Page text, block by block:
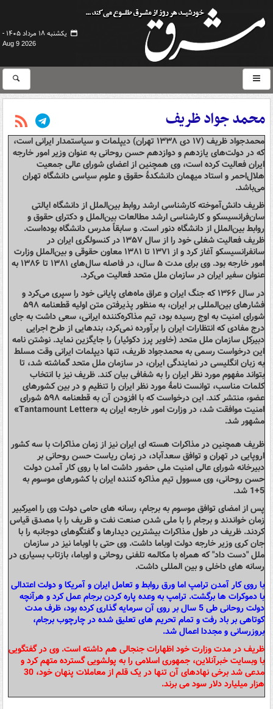
یکشنبه ۱۸ مرداد ۱۴۰۵ -
Aug 9 2026
محمد جواد ظریف
محمدجواد ظریف (‎۱۷ دی ۱۳۳۸ تهران) دیپلمات و سیاستمدار ایرانی است،
که در دولت‌های یازدهم و دوازدهم حسن روحانی به‌ عنوان وزیر امور خارجه
ایران فعالیت کرده است، وی همچنین از اعضای شورای عالی جمعیت
هلال‌احمر و استاد میهمان دانشکدهٔ حقوق و علوم سیاسی دانشگاه تهران
می‌باشد.
ظریف دانش‌آموخته کارشناسی ارشد روابط بین‌الملل از دانشگاه ایالتی
سان‌فرانسیسکو و کارشناسی ارشد مطالعات بین‌الملل و دکترای حقوق و
روابط بین‌الملل از دانشگاه دنور است. و سابقاً مدرس دانشگاه بوده‌است.
ظریف فعالیت شغلی خود را از سال ۱۳۵۷ در کنسولگری ایران در
سانفرانسیسکو آغاز کرد و از ۱۳۷۱ تا ۱۳۸۱ معاون حقوقی و بین‌الملل وزارت
امور خارجه بود. وی برای مدت ۵ سال، در فاصله سال‌های ۱۳۸۱ تا ۱۳۸۶ به
عنوان سفیر ایران در سازمان ملل متحد فعالیت می‌کرد.
در سال ۱۳۶۶ که جنگ ایران و عراق ماه‌های پایانی خود را سپری می‌کرد و
فشارهای بین‌المللی بر ایران، به منظور پذیرفتن متن اولیه قطعنامه ۵۹۸
شورای امنیت به اوج رسیده بود، تیم مذاکره‌کننده ایرانی، سعی داشت به جای
درج مفادی که انتظارات ایران را برآورده نمی‌کرد، بندهایی از طرح اجرایی
دبیرکل سازمان ملل متحد (خاویر پرز دکوئیار) را جایگزین نماید. نوشتن نامه
این درخواست رسمی به محمدجواد ظریف، تنها دیپلمات ایرانی وقت مسلط
به زبان انگلیسی در نمایندگی ایران، در سازمان ملل متحد گماشته شد، تا
بتواند مفهوم مورد نظر ایران را به شفافی بیان کند. ظریف نیز با انتخاب
کلمات مناسب، توانست نامهٔ مورد نظر ایران را تنظیم و در بین کشورهای
عضو، منتشر کند. این درخواست که با افزودن آن به قطعنامه ۵۹۸ شورای
امنیت موافقت شد، در وزارت امور خارجه ایران به «Tantamount Letter»
مشهور شد.
ظریف همچنین در مذاکرات هسته ای ایران نیز از زمان مذاکرات با سه کشور
اروپایی در تهران و توافق سعدآباد، در زمان ریاست حسن روحانی بر
دبیرخانه شورای عالی امنیت ملی حضور داشت اما با روی کار آمدن دولت
حسن روحانی، وی مسوول تیم مذاکره کننده ایران با کشورهای موسوم به
5+1 شد.
پس از امضای توافق موسوم به برجام، رسانه های حامی دولت وی را امیرکبیر
زمان خواندند و برجام را با ملی شدن صنعت نفت و ظریف را با مصدق قیاس
کردند. ظریف در طول مذاکرات بیشترین دیدارها و گفتگوهای دوجانبه را با
جان کری وزیر خارجه دولت اوباما داشت. وی حتی با اوباما نیز در سازمان
ملل "دست داد" که همراه با مکالمه تلفنی روحانی و اوباما، بازتاب بسیاری در
رسانه های داخلی و بین المللی داشت.
با روی کار آمدن ترامپ اما ورق روابط و تعامل ایران و آمریکا و دولت اعتدالی
با دموکرات ها برگشت. ترامپ به وعده پاره کردن برجام عمل کرد و هرآنچه
دولت روحانی طی 5 سال بر روی آن سرمایه گذاری کرده بود، ظرف مدت
کوتاهی بر باد رفت و تمام تحریم های تعلیق شده در چارچوب برجام،
بروزرسانی و مجددا اعمال شد.
ظریف در مدت وزارت خود اظهارات جنجالی هم داشته است. وی در گفتگویی
با وبسایت خبرآنلاین، جمهوری اسلامی را به پولشویی گسترده متهم کرد و
مدعی شد برخی نهادهای آن تنها در یک قلم از معاملات پنهان خود، 30
هزار میلیارد دلار سود می برند.